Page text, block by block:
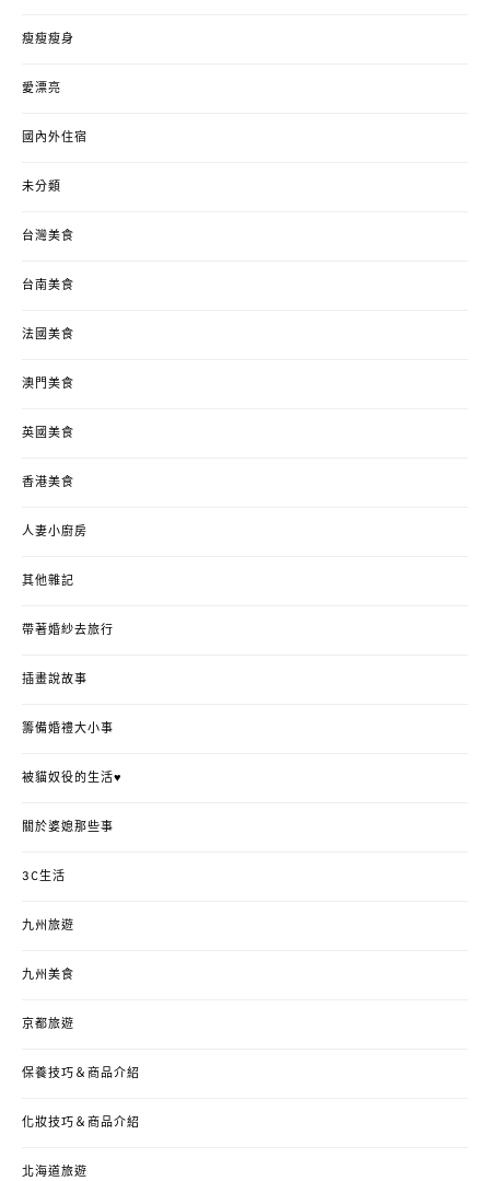
瘦瘦瘦身
愛漂亮
國內外住宿
未分類
台灣美食
台南美食
法國美食
澳門美食
英國美食
香港美食
人妻小廚房
其他雜記
帶著婚紗去旅行
插畫說故事
籌備婚禮大小事
被貓奴役的生活♥
關於婆媳那些事
3C生活
九州旅遊
九州美食
京都旅遊
保養技巧＆商品介紹
化妝技巧＆商品介紹
北海道旅遊